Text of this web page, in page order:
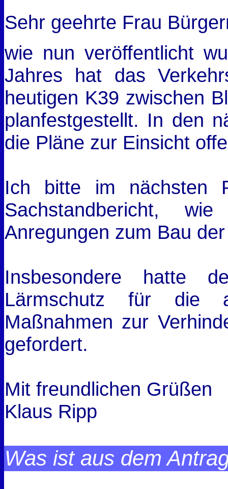
Sehr geehrte Frau
wie nun veröffentlicht
Jahres hat das
heutigen K39 zwischen
planfestgestellt. In den
die Pläne zur Einsicht
Ich bitte im nächsten
Sachstandbericht,
Anregungen zum Bau
Insbesondere hatte
Lärmschutz für die
Maßnahmen zur
gefordert.
Mit freundlichen Grüßen
Klaus Ripp
Was ist aus dem